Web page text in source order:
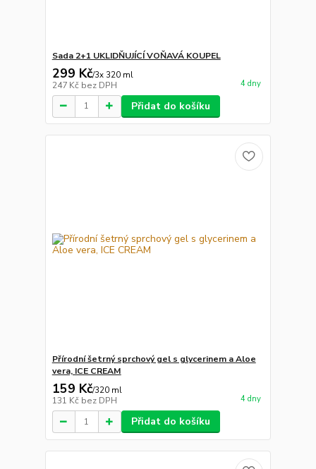
Sada 2+1 UKLIDŇUJÍCÍ VOŇAVÁ KOUPEL
299 Kč/3x 320 ml
247 Kč bez DPH 4 dny
Přidat do košíku
Přírodní šetrný sprchový gel s glycerinem a Aloe
vera, ICE CREAM
159 Kč/320 ml
131 Kč bez DPH 4 dny
Přidat do košíku